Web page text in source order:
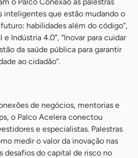
inteligentes que estão mudando o
habilidades além do código”,
e Indústria 4.0”, “Inovar para cuidar
da saúde pública para garantir
ao cidadão”.
de negócios, mentorias e
o Palco Acelera conectou
e especialistas. Palestras
medir o valor da inovação nas
desafios do capital de risco no